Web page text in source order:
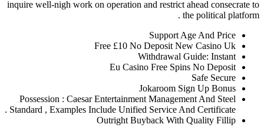
inquire well-nigh work on operation and
Free £10 No
Eu Casino
Possession : Caesar Entertainment
Standard , Examples Include Unified
Outright Buyback